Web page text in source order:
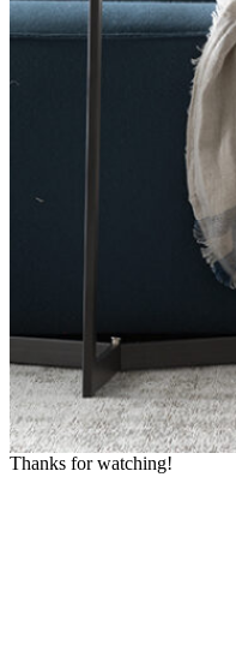
Thanks for watching!